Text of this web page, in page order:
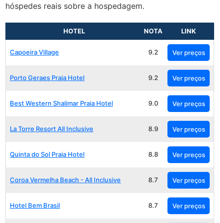
hóspedes reais sobre a hospedagem.
HOTEL NOTA LINK
Capoeira Village 9.2 Ver preços
Porto Geraes Praia Hotel 9.2 Ver preços
Best Western Shalimar Praia Hotel 9.0 Ver preços
La Torre Resort All Inclusive 8.9 Ver preços
Quinta do Sol Praia Hotel 8.8 Ver preços
Coroa Vermelha Beach - All Inclusive 8.7 Ver preços
Hotel Bem Brasil 8.7 Ver preços